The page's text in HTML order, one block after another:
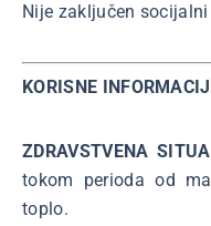
Nije zaključen
KORISNE
ZDRAVSTVENA
tokom perioda od
toplo.